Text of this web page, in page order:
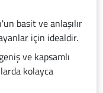
basit ve anlaşılır
için idealdir.
ve kapsamlı
kolayca